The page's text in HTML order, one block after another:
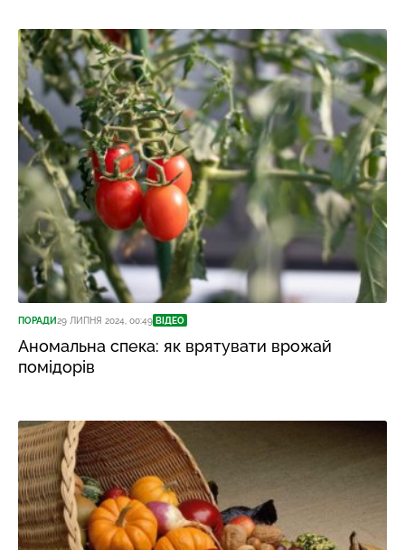
ПОРАДИ29 ЛИПНЯ 2024, 00:49 ВІДЕО
Аномальна спека: як врятувати врожай
помідорів